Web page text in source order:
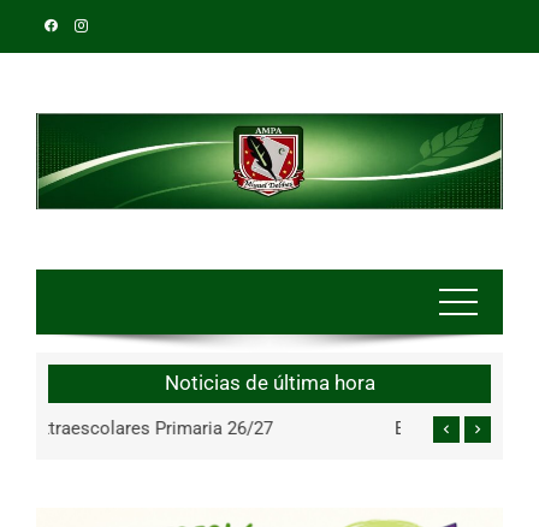
Noticias de última hora
Extraescolares Infantil 26/27